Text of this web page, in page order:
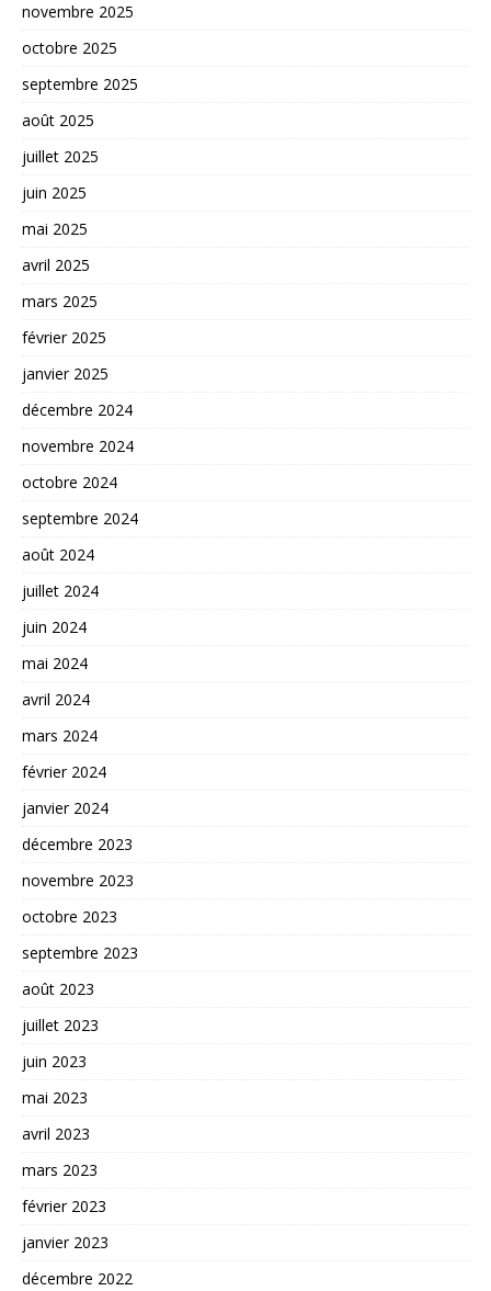
novembre 2025
octobre 2025
septembre 2025
août 2025
juillet 2025
juin 2025
mai 2025
avril 2025
mars 2025
février 2025
janvier 2025
décembre 2024
novembre 2024
octobre 2024
septembre 2024
août 2024
juillet 2024
juin 2024
mai 2024
avril 2024
mars 2024
février 2024
janvier 2024
décembre 2023
novembre 2023
octobre 2023
septembre 2023
août 2023
juillet 2023
juin 2023
mai 2023
avril 2023
mars 2023
février 2023
janvier 2023
décembre 2022